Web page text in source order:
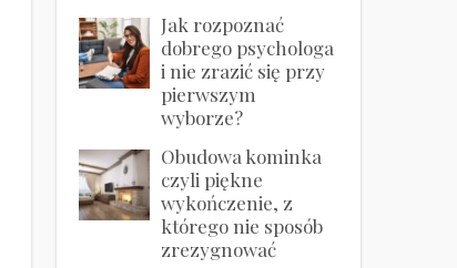
Jak rozpoznać
dobrego psychologa
i nie zrazić się przy
pierwszym
wyborze?
Obudowa kominka
czyli piękne
wykończenie, z
którego nie sposób
zrezygnować